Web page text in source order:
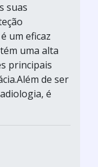
suas
um eficaz
uma alta
principais
de ser
é